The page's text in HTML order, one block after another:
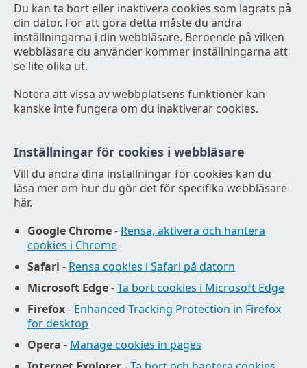
Du kan ta bort eller inaktivera cookies som lagrats på
din dator. För att göra detta måste du ändra
inställningarna i din webbläsare. Beroende på vilken
webbläsare du använder kommer inställningarna att
se lite olika ut.
Notera att vissa av webbplatsens funktioner kan
kanske inte fungera om du inaktiverar cookies.
Inställningar för cookies i webbläsare
Vill du ändra dina inställningar för cookies kan du
läsa mer om hur du gör det för specifika webbläsare
här.
Google Chrome- Rensa, aktivera och hantera
cookies i Chrome
Safari - Rensa cookies i Safari på datorn
Microsoft Edge-Ta bort cookies i Microsoft Edge
Firefox- Enhanced Tracking Protection in Firefox
for desktop
Opera - Manage cookies in pages